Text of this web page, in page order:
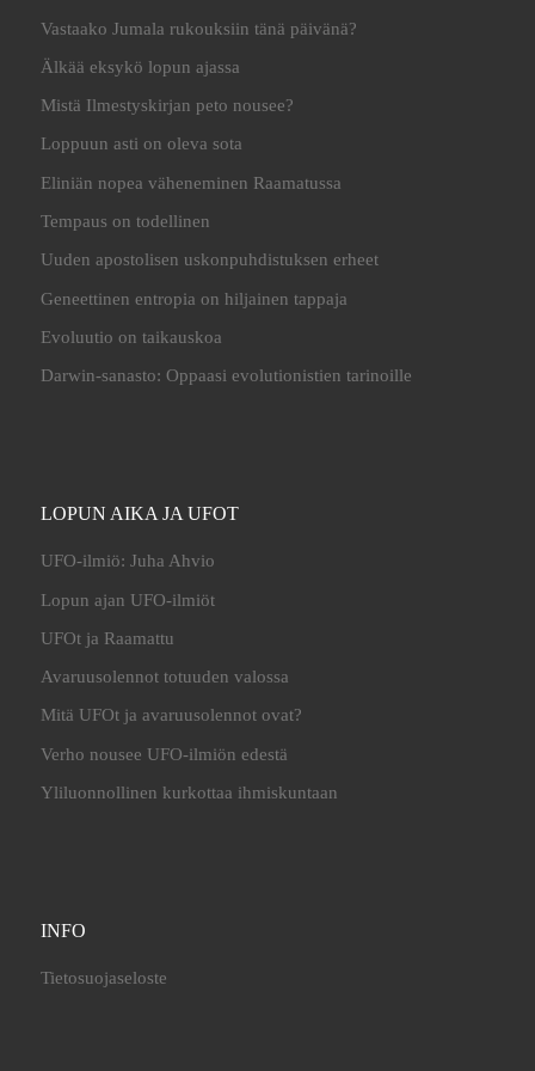
Vastaako Jumala rukouksiin tänä päivänä?
Älkää eksykö lopun ajassa
Mistä Ilmestyskirjan peto nousee?
Loppuun asti on oleva sota
Eliniän nopea väheneminen Raamatussa
Tempaus on todellinen
Uuden apostolisen uskonpuhdistuksen erheet
Geneettinen entropia on hiljainen tappaja
Evoluutio on taikauskoa
Darwin-sanasto: Oppaasi evolutionistien tarinoille
LOPUN AIKA JA UFOT
UFO-ilmiö: Juha Ahvio
Lopun ajan UFO-ilmiöt
UFOt ja Raamattu
Avaruusolennot totuuden valossa
Mitä UFOt ja avaruusolennot ovat?
Verho nousee UFO-ilmiön edestä
Yliluonnollinen kurkottaa ihmiskuntaan
INFO
Tietosuojaseloste